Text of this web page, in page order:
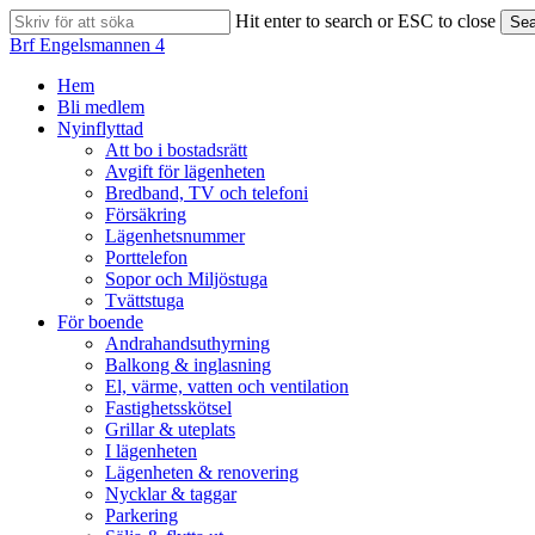
Skip
to
content
Hit enter to search or ESC to close
Close
Brf Engelsmannen 4
search
Menu
Hem
Bli medlem
Nyinflyttad
Att bo i bostadsrätt
Avgift för lägenheten
Bredband, TV och telefoni
Försäkring
Lägenhetsnummer
Porttelefon
Sopor och Miljöstuga
Tvättstuga
För boende
Andrahandsuthyrning
Balkong & inglasning
El, värme, vatten och ventilation
Fastighetsskötsel
Grillar & uteplats
I lägenheten
Lägenheten & renovering
Nycklar & taggar
Parkering